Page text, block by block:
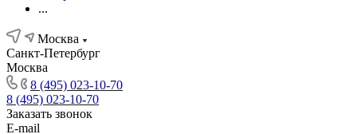
...
Москва
Санкт-Петербург
Москва
8 (495) 023-10-70
8 (495) 023-10-70
Заказать звонок
E-mail